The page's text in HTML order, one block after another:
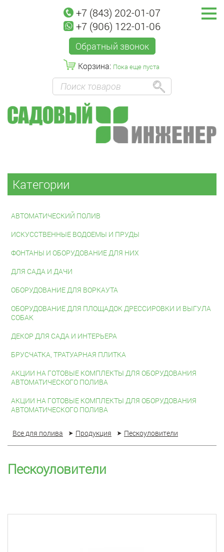
+7 (843) 202-01-07
+7 (906) 122-01-06
Обратный звонок
Корзина: Пока еще пуста
Категории
АВТОМАТИЧЕСКИЙ ПОЛИВ
ИСКУССТВЕННЫЕ ВОДОЕМЫ И ПРУДЫ
ФОНТАНЫ И ОБОРУДОВАНИЕ ДЛЯ НИХ
ДЛЯ САДА И ДАЧИ
ОБОРУДОВАНИЕ ДЛЯ ВОРКАУТА
ОБОРУДОВАНИЕ ДЛЯ ПЛОЩАДОК ДРЕССИРОВКИ И ВЫГУЛА
СОБАК
ДЕКОР ДЛЯ САДА И ИНТЕРЬЕРА
БРУСЧАТКА, ТРАТУАРНАЯ ПЛИТКА
АКЦИИ НА ГОТОВЫЕ КОМПЛЕКТЫ ДЛЯ ОБОРУДОВАНИЯ
АВТОМАТИЧЕСКОГО ПОЛИВА
АКЦИИ НА ГОТОВЫЕ КОМПЛЕКТЫ ДЛЯ ОБОРУДОВАНИЯ
АВТОМАТИЧЕСКОГО ПОЛИВА
Все для полива Продукция Пескоуловители
Пескоуловители